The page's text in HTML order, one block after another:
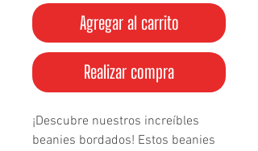
Agregar al carrito
Realizar compra
¡Descubre nuestros increíbles
beanies bordados! Estos beanies